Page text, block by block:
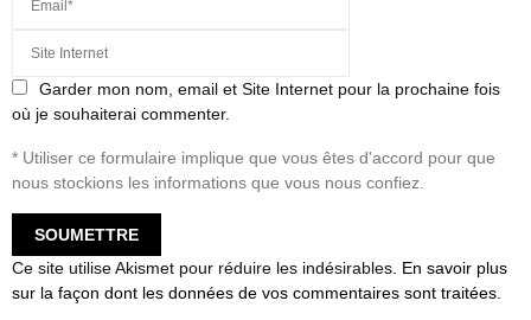
Garder mon nom, email et Site Internet pour la prochaine fois
où je souhaiterai commenter.
* Utiliser ce formulaire implique que vous êtes d'accord pour que
nous stockions les informations que vous nous confiez.
Ce site utilise Akismet pour réduire les indésirables. En savoir plus
sur la façon dont les données de vos commentaires sont traitées